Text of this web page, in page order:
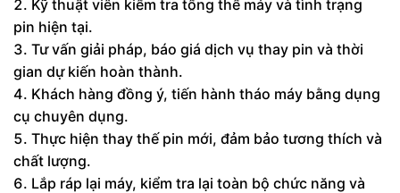
Kỹ thuật viên kiểm tra tổng thể máy và tình trạng
pin hiện tại.
Tư vấn giải pháp, báo giá dịch vụ thay pin và thời
gian dự kiến hoàn thành.
Khách hàng đồng ý, tiến hành tháo máy bằng dụng
cụ chuyên dụng.
Thực hiện thay thế pin mới, đảm bảo tương thích và
chất lượng.
Lắp ráp lại máy, kiểm tra lại toàn bộ chức năng và